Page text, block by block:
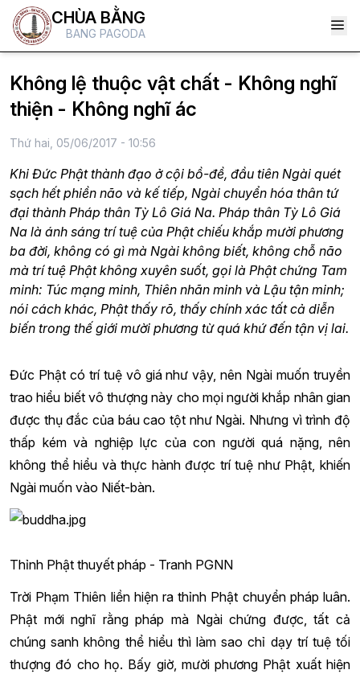
CHÙA BẰNG
BANG PAGODA
Không lệ thuộc vật chất - Không nghĩ
thiện - Không nghĩ ác
Thứ hai, 05/06/2017 - 10:56
Khi Đức Phật thành đạo ở cội bồ-đề, đầu tiên Ngài quét
sạch hết phiền não và kế tiếp, Ngài chuyển hóa thân tứ
đại thành Pháp thân Tỳ Lô Giá Na. Pháp thân Tỳ Lô Giá
Na là ánh sáng trí tuệ của Phật chiếu khắp mười phương
ba đời, không có gì mà Ngài không biết, không chỗ não
mà trí tuệ Phật không xuyên suốt, gọi là Phật chứng Tam
minh: Túc mạng minh, Thiên nhãn minh và Lậu tận minh;
nói cách khác, Phật thấy rõ, thấy chính xác tất cả diễn
biến trong thế giới mười phương từ quá khứ đến tận vị lai.
Đức Phật có trí tuệ vô giá như vậy, nên Ngài muốn truyền
trao hiểu biết vô thượng này cho mọi người khắp nhân gian
được thụ đắc của báu cao tột như Ngài. Nhưng vì trình độ
thấp kém và nghiệp lực của con người quá nặng, nên
không thể hiểu và thực hành được trí tuệ như Phật, khiến
Ngài muốn vào Niết-bàn.
Thỉnh Phật thuyết pháp - Tranh PGNN
Trời Phạm Thiên liền hiện ra thỉnh Phật chuyển pháp luân.
Phật mới nghĩ rằng pháp mà Ngài chứng được, tất cả
chúng sanh không thể hiểu thì làm sao chỉ dạy trí tuệ tối
thượng đó cho họ. Bấy giờ, mười phương Phật xuất hiện